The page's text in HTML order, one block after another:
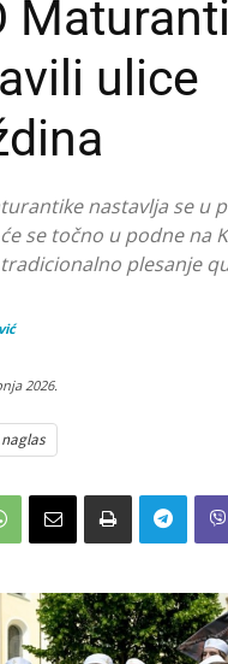
Maturanti
ulice
nastavlja se u
se točno u podne na
plesanje
2026.